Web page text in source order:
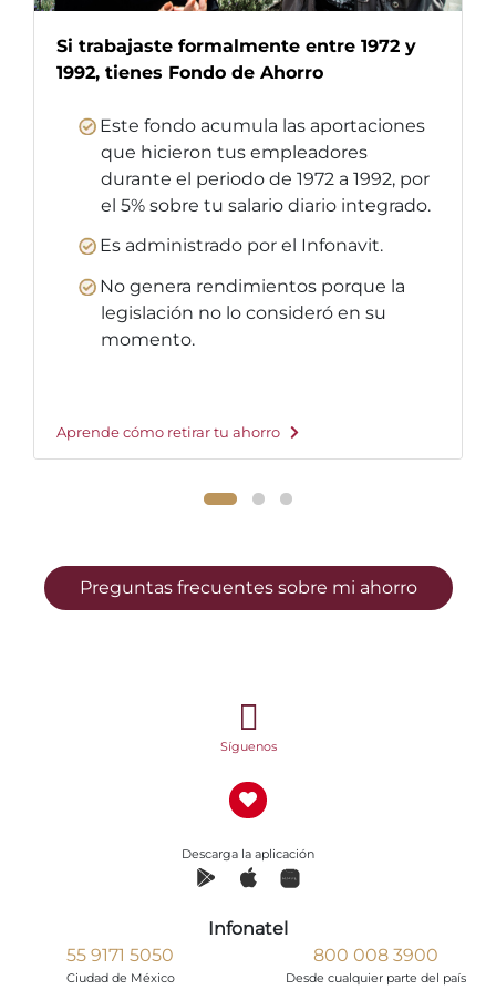
Si trabajaste formalmente entre 1972 y
1992, tienes Fondo de Ahorro
Este fondo acumula las aportaciones
que hicieron tus empleadores
durante el periodo de 1972 a 1992, por
el 5% sobre tu salario diario integrado.
Es administrado por el Infonavit.
No genera rendimientos porque la
legislación no lo consideró en su
momento.
Aprende cómo retirar tu ahorro
Preguntas frecuentes sobre mi ahorro
Síguenos
Descarga la aplicación
Infonatel
55 9171 5050
Ciudad de México
800 008 3900
Desde cualquier parte del país